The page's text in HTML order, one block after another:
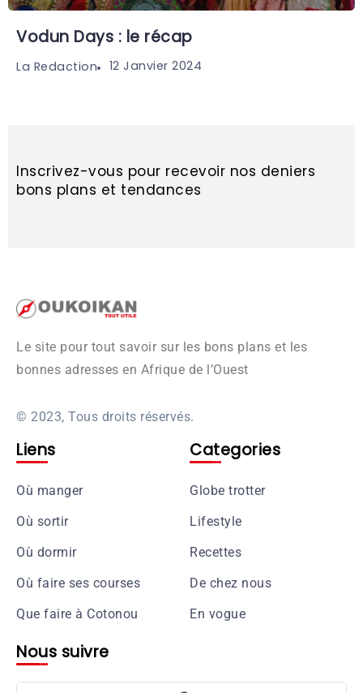
Vodun Days : le récap
La Redaction 12 Janvier 2024
Inscrivez-vous pour recevoir nos deniers
bons plans et tendances
Le site pour tout savoir sur les bons plans et les
bonnes adresses en Afrique de l’Ouest
© 2023, Tous droits réservés.
Liens
Où manger
Où sortir
Où dormir
Où faire ses courses
Que faire à Cotonou
Categories
Globe trotter
Lifestyle
Recettes
De chez nous
En vogue
Nous suivre